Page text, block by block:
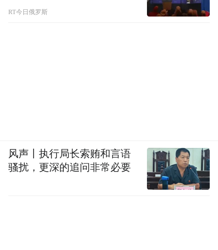
RT今日俄罗斯
风声丨执行局长索贿和言语
骚扰，更深的追问非常必要